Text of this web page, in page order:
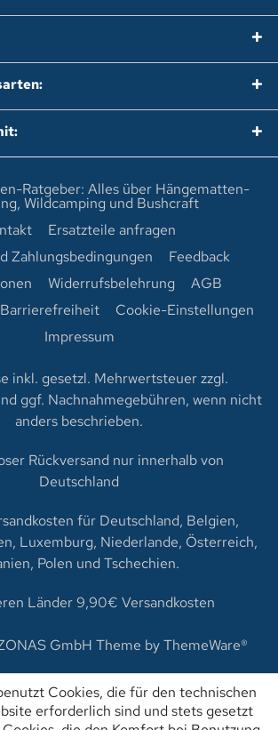
Ratgeber: Alles über Hängematten-
Wildcamping und Bushcraft
Ersatzteile anfragen
Zahlungsbedingungen
Feedback
Widerrufsbelehrung
AGB
Barrierefreiheit
Cookie-Einstellungen
Impressum
inkl. gesetzl. Mehrwertsteuer zzgl.
ggf. Nachnahmegebühren, wenn nicht
anders beschrieben.
Rückversand nur innerhalb von
Deutschland
für Deutschland, Belgien,
Luxemburg, Niederlande, Österreich,
Polen und Tschechien.
Länder 9,90€ Versandkosten
GmbH Theme byThemeWare®
Cookies, die für den technischen
erforderlich sind und stets gesetzt